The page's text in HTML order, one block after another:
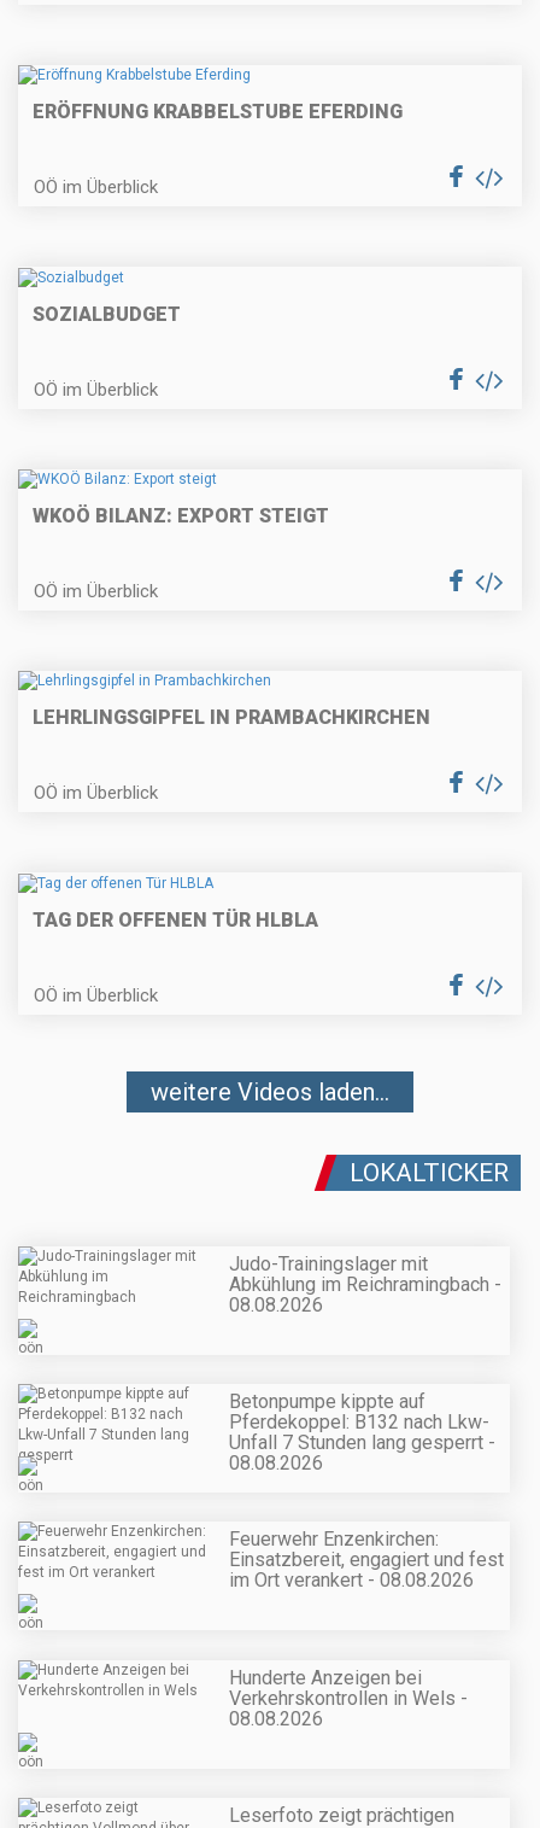
ERÖFFNUNG KRABBELSTUBE EFERDING
OÖ im Überblick
SOZIALBUDGET
OÖ im Überblick
WKOÖ BILANZ: EXPORT STEIGT
OÖ im Überblick
LEHRLINGSGIPFEL IN PRAMBACHKIRCHEN
OÖ im Überblick
TAG DER OFFENEN TÜR HLBLA
OÖ im Überblick
weitere Videos laden...
LOKALTICKER
Judo-Trainingslager mit
Abkühlung im Reichramingbach -
08.08.2026
Betonpumpe kippte auf
Pferdekoppel: B132 nach Lkw-
Unfall 7 Stunden lang gesperrt -
08.08.2026
Feuerwehr Enzenkirchen:
Einsatzbereit, engagiert und fest
im Ort verankert - 08.08.2026
Hunderte Anzeigen bei
Verkehrskontrollen in Wels -
08.08.2026
Leserfoto zeigt prächtigen